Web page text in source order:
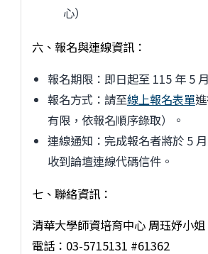
心）
六、報名與連線資訊：
報名期限：即日起至 115 年 5
報名方式：請至線上報名表單
有限，依報名順序錄取）。
連線通知：完成報名者將於 5
收到論壇連線代碼信件。
七、聯絡資訊：
清華大學師資培育中心 周珏妤小姐
電話：03-5715131 #61362